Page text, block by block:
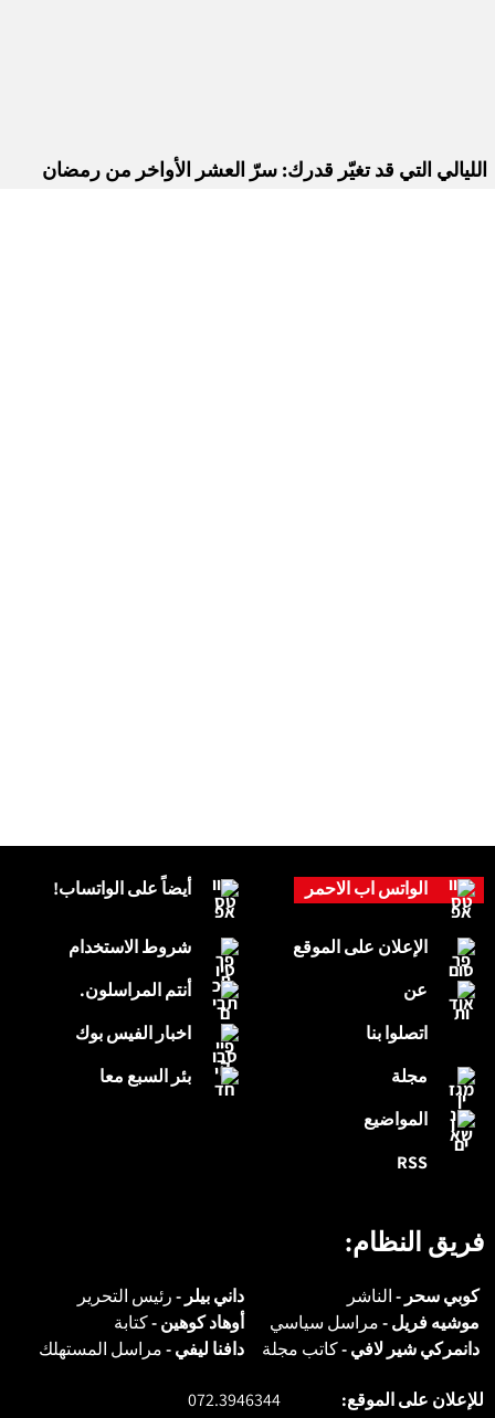
الليالي التي قد تغيّر قدرك: سرّ العشر الأواخر من رمضان
أيضاً على الواتساب!
شروط الاستخدام
أنتم المراسلون.
اخبار الفيس بوك
بئر السبع معا
الواتس اب الاحمر
الإعلان على الموقع
عن
اتصلوا بنا
مجلة
المواضيع
RSS
فريق النظام:
كوبي سحر -الناشر داني بيلر -رئيس التحرير
موشيه فريل -مراسل سياسي أوهاد كوهين -كتابة
دانمركي شير لافي -كاتب مجلة دافنا ليفي -مراسل المستهلك
للإعلان على الموقع:
072.3946344